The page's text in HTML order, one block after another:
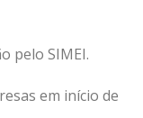
pelo SIMEI.
em início de